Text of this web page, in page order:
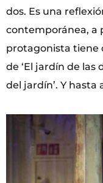
dos. Es una
contemporánea, a
protagonista tiene
de ‘El jardín de las
del jardín’. Y hasta